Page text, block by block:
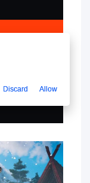
Discard Allow